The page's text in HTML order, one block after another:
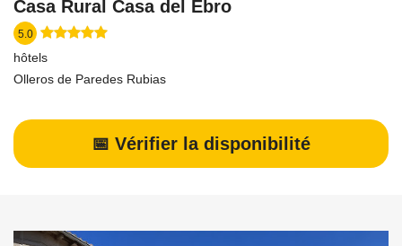
Casa Rural Casa del Ebro
5.0
hôtels
Olleros de Paredes Rubias
📅 Vérifier la disponibilité